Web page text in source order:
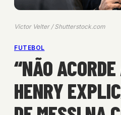
Victor Velter / Shutterstock.com
FUTEBOL
“NÃO
HENRY